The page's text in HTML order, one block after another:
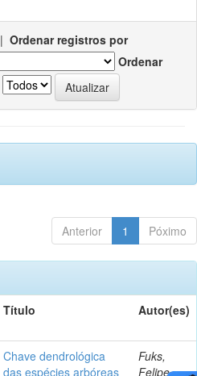
| Ordenar registros por
Ordenar
Anterior 1 Póximo
Título Autor(es)
Chave dendrológica
das espécies arbóreas
Fuks,
Felipe